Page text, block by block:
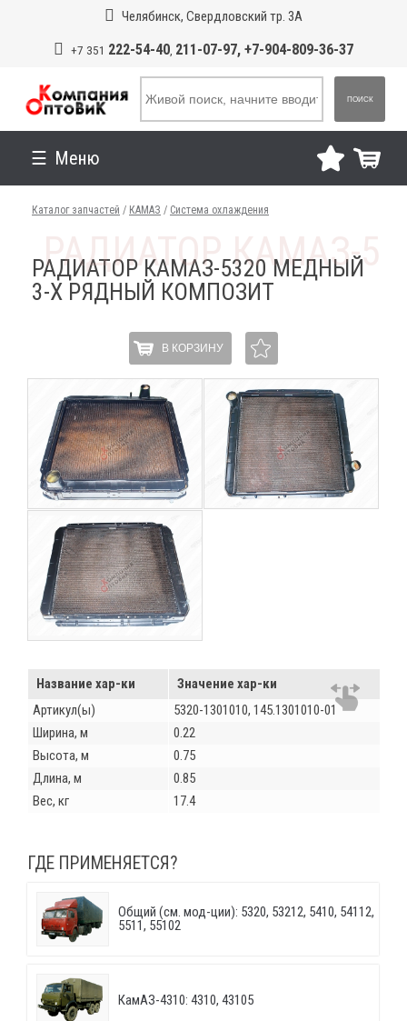
Челябинск, Свердловский тр. 3А
+7 351 222-54-40, 211-07-97, +7-904-809-36-37
ПОИСК
Меню
Каталог запчастей / КАМАЗ / Система охлаждения
РАДИАТОР КАМАЗ-5320 МЕДНЫЙ
3-Х РЯДНЫЙ КОМПОЗИТ
В КОРЗИНУ
Название хар-ки
Значение хар-ки
Артикул(ы)
5320-1301010, 145.1301010-01
Ширина, м
0.22
Высота, м
0.75
Длина, м
0.85
Вес, кг
17.4
ГДЕ ПРИМЕНЯЕТСЯ?
Общий (см. мод-ции): 5320, 53212, 5410, 54112,
5511, 55102
КамАЗ-4310: 4310, 43105